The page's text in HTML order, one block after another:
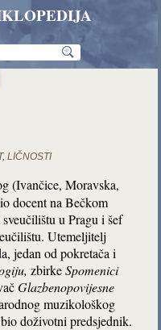
,LIČNOSTI
(Ivančice, Moravska,
docent na Bečkom
u Pragu i šef
Utemeljitelj
jedan od pokretača i
zbirkeSpomenici
Glazbenopovijesne
muzikološkog
doživotni predsjednik.